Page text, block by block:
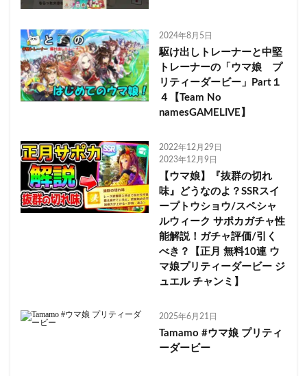
2024年8月5日
駆け出しトレーナーと中堅
トレーナーの「ウマ娘 プ
リティーダービー」Part１
４【Team No
namesGAMELIVE】
2022年12月29日
2023年12月9日
【ウマ娘】『抜群の切れ
味』どうなのよ？SSRスイ
ープトウショウ/スペシャ
ルウィーク サポカガチャ性
能解説！ガチャ評価/引く
べき？【正月 無料10連 ウ
マ娘プリティーダービー ジ
ュエル チャンミ】
2025年6月21日
Tamamo #ウマ娘 プリティ
ーダービー